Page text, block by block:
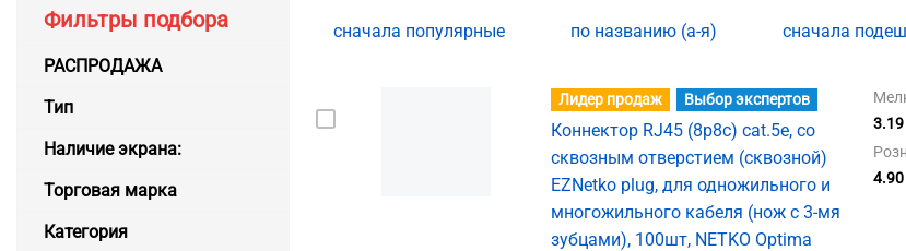
сначала популярные по названию (а-я) сначала
Фильтры подбора
РАСПРОДАЖА
Тип
Наличие экрана:
Торговая марка
Категория
Лидер продаж Выбор экспертов
Коннектор RJ45 (8p8c) cat.5е, со
сквозным отверстием (сквозной)
EZNetko plug, для одножильного и
многожильного кабеля (нож с 3-мя
зубцами), 100шт, NETKO Optima